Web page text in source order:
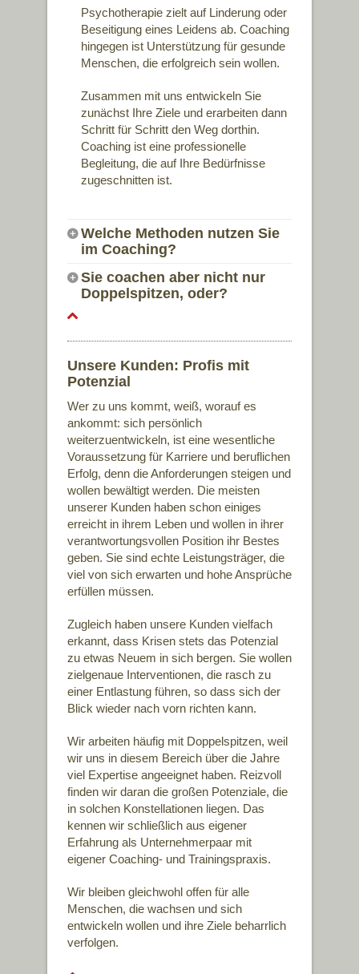
Psychotherapie zielt auf Linderung oder
Beseitigung eines Leidens ab. Coaching
hingegen ist Unterstützung für gesunde
Menschen, die erfolgreich sein wollen.
Zusammen mit uns entwickeln Sie
zunächst Ihre Ziele und erarbeiten dann
Schritt für Schritt den Weg dorthin.
Coaching ist eine professionelle
Begleitung, die auf Ihre Bedürfnisse
zugeschnitten ist.
Welche Methoden nutzen Sie
im Coaching?
Sie coachen aber nicht nur
Doppelspitzen, oder?
Unsere Kunden: Profis mit
Potenzial
Wer zu uns kommt, weiß, worauf es
ankommt: sich persönlich
weiterzuentwickeln, ist eine wesentliche
Voraussetzung für Karriere und beruflichen
Erfolg, denn die Anforderungen steigen und
wollen bewältigt werden. Die meisten
unserer Kunden haben schon einiges
erreicht in ihrem Leben und wollen in ihrer
verantwortungsvollen Position ihr Bestes
geben. Sie sind echte Leistungsträger, die
viel von sich erwarten und hohe Ansprüche
erfüllen müssen.
Zugleich haben unsere Kunden vielfach
erkannt, dass Krisen stets das Potenzial
zu etwas Neuem in sich bergen. Sie wollen
zielgenaue Interventionen, die rasch zu
einer Entlastung führen, so dass sich der
Blick wieder nach vorn richten kann.
Wir arbeiten häufig mit Doppelspitzen, weil
wir uns in diesem Bereich über die Jahre
viel Expertise angeeignet haben. Reizvoll
finden wir daran die großen Potenziale, die
in solchen Konstellationen liegen. Das
kennen wir schließlich aus eigener
Erfahrung als Unternehmerpaar mit
eigener Coaching- und Trainingspraxis.
Wir bleiben gleichwohl offen für alle
Menschen, die wachsen und sich
entwickeln wollen und ihre Ziele beharrlich
verfolgen.